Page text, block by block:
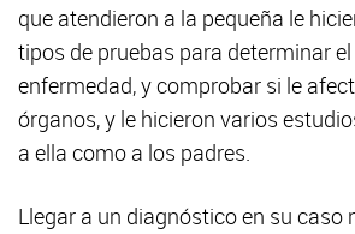
que atendieron a la pequeña le
tipos de pruebas para determinar
enfermedad, y comprobar si le
órganos, y le hicieron varios
a ella como a los padres.
Llegar a un diagnóstico en su caso